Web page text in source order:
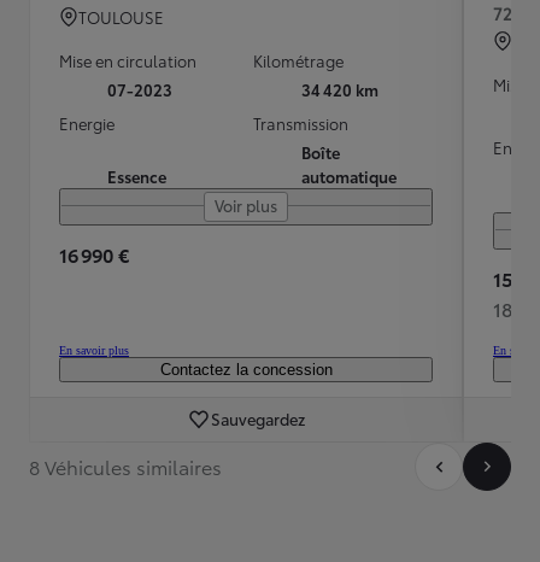
TOULOUSE
Mise en circulation
07-2023
Kilométrage
34 420 km
Energie
Essence
Transmission
Boîte
automatique
Voir plus
16 990 €
En savoir plus
Contactez la concession
Sauvegardez
72ch
Mise
15
186
En
8 Véhicules similaires